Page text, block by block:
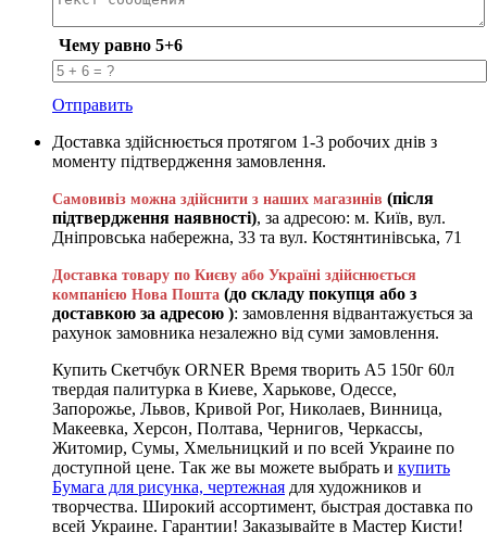
Чему равно 5+6
Отправить
Доставка здійснюється протягом 1-3 робочих днів з
моменту підтвердження замовлення.
Самовивіз можна здійснити з наших магазинів (після
підтвердження наявності), за адресою: м. Київ, вул.
Дніпровська набережна, 33 та вул. Костянтинівська, 71
Доставка товару по Києву або Україні здійснюється
компанією Нова Пошта (до складу покупця або з
доставкою за адресою ): замовлення відвантажується за
рахунок замовника незалежно від суми замовлення.
Купить Скетчбук ORNER Время творить А5 150г 60л
твердая палитурка в Киеве, Харькове, Одессе,
Запорожье, Львов, Кривой Рог, Николаев, Винница,
Макеевка, Херсон, Полтава, Чернигов, Черкассы,
Житомир, Сумы, Хмельницкий и по всей Украине по
доступной цене. Так же вы можете выбрать и купить
Бумага для рисунка, чертежная для художников и
творчества. Широкий ассортимент, быстрая доставка по
всей Украине. Гарантии! Заказывайте в Мастер Кисти!